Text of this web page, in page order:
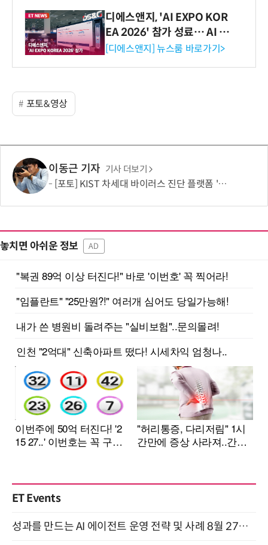
디에스앤지, 'AI EXPO KOR
EA 2026' 참가 성료… AI 전
생애주기 아우르는 통합 솔루
[디에스앤지] 뉴스룸 바로가기>
포토&영상
이동근 기자 기사 더보기
[포토] KIST 차세대 바이러스 진단 플랫폼 '퓨전 어세이' 개발
놓치면 아쉬운 정보 AD
ET Events
성과를 만드는 AI 에이전트 운영 전략 및 사례 8월 27일 개최